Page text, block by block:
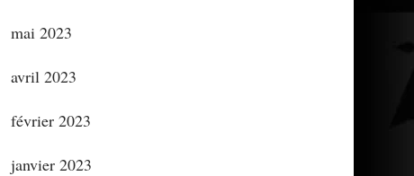
mai 2023
avril 2023
février 2023
janvier 2023